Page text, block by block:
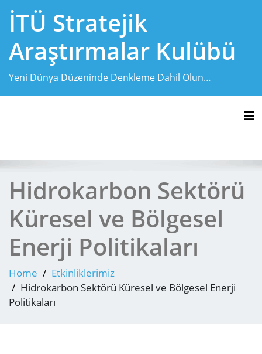
content
İTÜ Stratejik
Araştırmalar Kulübü
Yeni Dünya Düzeninde Denkleme Dahil Olun…
Hidrokarbon Sektörü
Küresel ve Bölgesel
Enerji Politikaları
Home
Etkinliklerimiz
Hidrokarbon Sektörü Küresel ve Bölgesel Enerji
Politikaları